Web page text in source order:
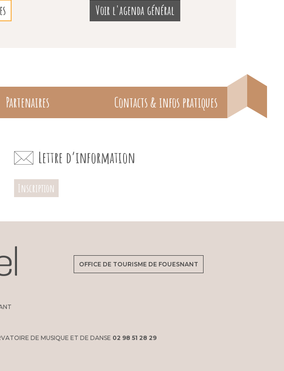
Voir l'agenda général
Partenaires Contacts & infos pratiques
Lettre d’information
Inscription
OFFICE DE TOURISME DE FOUESNANT
DE MUSIQUE ET DE DANSE 02 98 51 28 29